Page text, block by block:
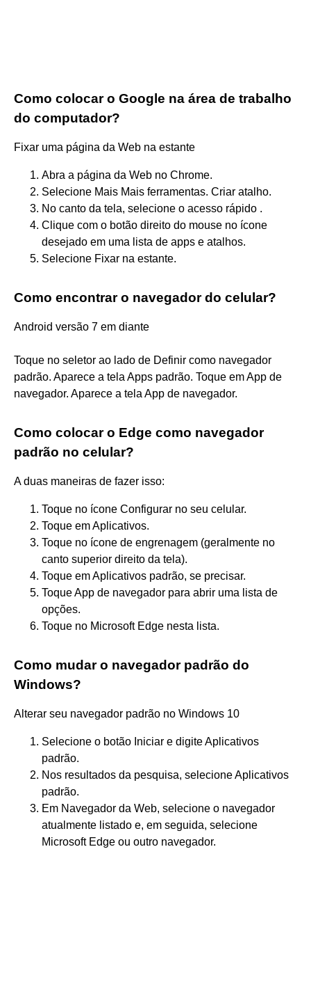
Como colocar o Google na área de trabalho
do computador?
Fixar uma página da Web na estante
Abra a página da Web no Chrome.
Selecione Mais Mais ferramentas. Criar atalho.
No canto da tela, selecione o acesso rápido .
Clique com o botão direito do mouse no ícone
desejado em uma lista de apps e atalhos.
Selecione Fixar na estante.
Como encontrar o navegador do celular?
Android versão 7 em diante
Toque no seletor ao lado de Definir como navegador
padrão. Aparece a tela Apps padrão. Toque em App de
navegador. Aparece a tela App de navegador.
Como colocar o Edge como navegador
padrão no celular?
A duas maneiras de fazer isso:
Toque no ícone Configurar no seu celular.
Toque em Aplicativos.
Toque no ícone de engrenagem (geralmente no
canto superior direito da tela).
Toque em Aplicativos padrão, se precisar.
Toque App de navegador para abrir uma lista de
opções.
Toque no Microsoft Edge nesta lista.
Como mudar o navegador padrão do
Windows?
Alterar seu navegador padrão no Windows 10
Selecione o botão Iniciar e digite Aplicativos
padrão.
Nos resultados da pesquisa, selecione Aplicativos
padrão.
Em Navegador da Web, selecione o navegador
atualmente listado e, em seguida, selecione
Microsoft Edge ou outro navegador.